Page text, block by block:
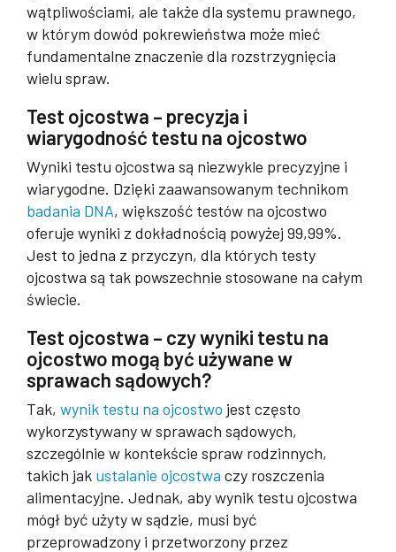
wątpliwościami, ale także dla systemu prawnego,
w którym dowód pokrewieństwa może mieć
fundamentalne znaczenie dla rozstrzygnięcia
wielu spraw.
Test ojcostwa – precyzja i
wiarygodność testu na ojcostwo
Wyniki testu ojcostwa są niezwykle precyzyjne i
wiarygodne. Dzięki zaawansowanym technikom
badania DNA, większość testów na ojcostwo
oferuje wyniki z dokładnością powyżej 99,99%.
Jest to jedna z przyczyn, dla których testy
ojcostwa są tak powszechnie stosowane na całym
świecie.
Test ojcostwa – czy wyniki testu na
ojcostwo mogą być używane w
sprawach sądowych?
Tak, wynik testu na ojcostwo jest często
wykorzystywany w sprawach sądowych,
szczególnie w kontekście spraw rodzinnych,
takich jak ustalanie ojcostwa czy roszczenia
alimentacyjne. Jednak, aby wynik testu ojcostwa
mógł być użyty w sądzie, musi być
przeprowadzony i przetworzony przez